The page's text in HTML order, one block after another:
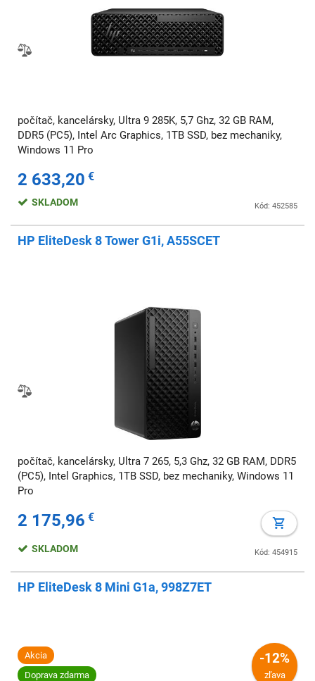
počítač, kancelársky, Ultra 9 285K, 5,7 Ghz, 32 GB RAM,
DDR5 (PC5), Intel Arc Graphics, 1TB SSD, bez mechaniky,
Windows 11 Pro
2 633,20 €
Kód: 452585
SKLADOM
HP EliteDesk 8 Tower G1i, A55SCET
počítač, kancelársky, Ultra 7 265, 5,3 Ghz, 32 GB RAM, DDR5
(PC5), Intel Graphics, 1TB SSD, bez mechaniky, Windows 11
Pro
2 175,96 €
Kód: 454915
SKLADOM
HP EliteDesk 8 Mini G1a, 998Z7ET
Akcia
Doprava zdarma
-12%
zľava